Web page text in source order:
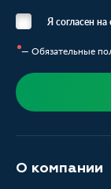
Я согласен
— Обязательные
О компании